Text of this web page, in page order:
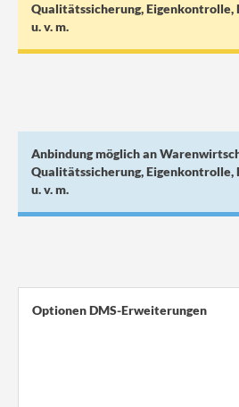
Qualitätssicherung, Eigenkontrolle,
u. v. m.
Anbindung möglich an
Qualitätssicherung, Eigenkontrolle,
u. v. m.
Optionen DMS-Erweiterungen